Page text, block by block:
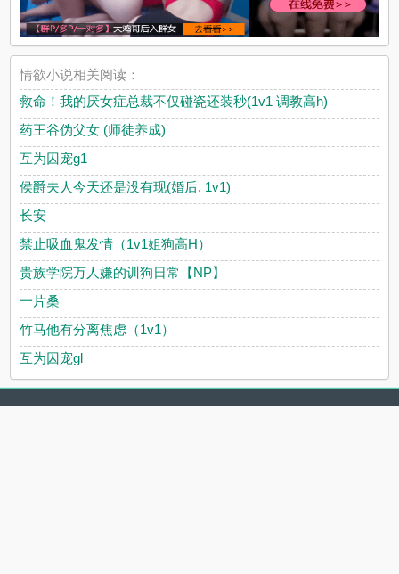
情欲小说相关阅读：
救命！我的厌女症总裁不仅碰瓷还装秒(1v1 调教高h)
药王谷伪父女 (师徒养成)
互为囚宠g1
侯爵夫人今天还是没有现(婚后, 1v1)
长安
禁止吸血鬼发情（1v1姐狗高H）
贵族学院万人嫌的训狗日常【NP】
一片桑
竹马他有分离焦虑（1v1）
互为囚宠gl